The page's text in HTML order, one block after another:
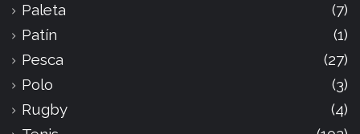
Paleta
(7)
Patín
(1)
Pesca
(27)
Polo
(3)
Rugby
(4)